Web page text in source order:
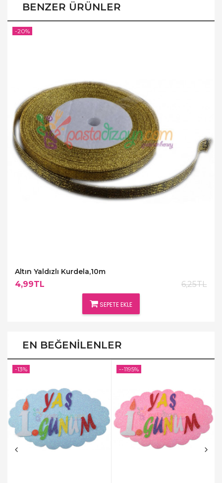
BENZER ÜRÜNLER
Altın Yaldızlı Kurdela,10m
4,99TL 6,25TL
SEPETE EKLE
-20%
EN BEĞENILENLER
-13% --1195%